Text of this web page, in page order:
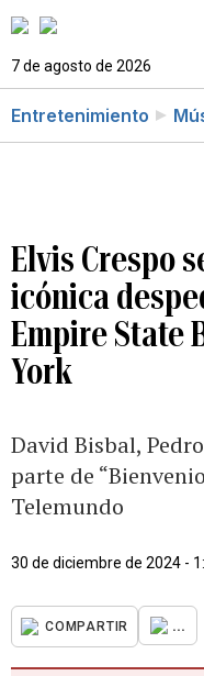
7 de agosto de 2026
Entretenimiento
Elvis Crespo
icónica
Empire State
York
David Bisbal,
parte de
Telemundo
30 de diciembre de 2024 -
COMPARTIR ...